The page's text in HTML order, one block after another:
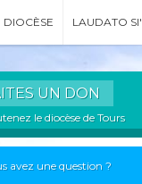
DIOCÈSE LAUDATO SI'
UN DON
le diocèse de Tours
avez une question ?